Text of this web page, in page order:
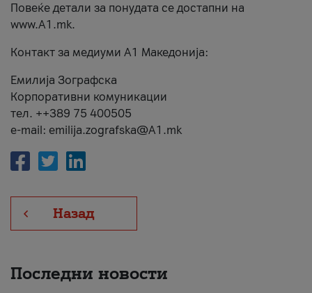
Повеќе детали за понудата се достапни на
www.А1.mk.
Контакт за медиуми А1 Македонија:
Емилија Зографска
Корпоративни комуникации
тел. ++389 75 400505
e-mail: emilija.zografska@A1.mk
Назад
Последни новости